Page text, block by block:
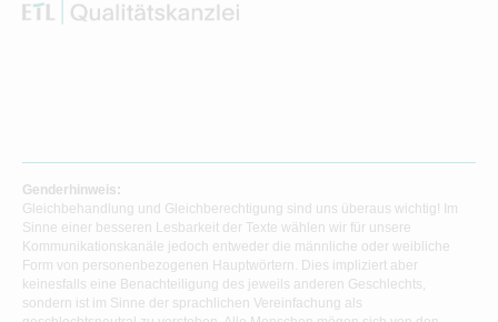
Genderhinweis:
Gleichbehandlung und Gleichberechtigung sind uns überaus wichtig! Im
Sinne einer besseren Lesbarkeit der Texte wählen wir für unsere
Kommunikationskanäle jedoch entweder die männliche oder weibliche
Form von personenbezogenen Hauptwörtern. Dies impliziert aber
keinesfalls eine Benachteiligung des jeweils anderen Geschlechts,
sondern ist im Sinne der sprachlichen Vereinfachung als